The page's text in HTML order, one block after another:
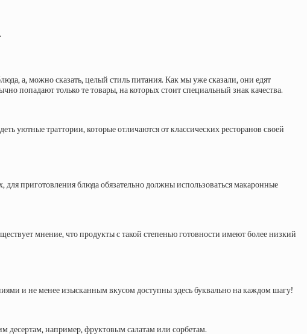
а, можно сказать, целый стиль питания. Как мы уже сказали, они едят
попадают только те товары, на которых стоит специальный знак качества.
уютные траттории, которые отличаются от классических ресторанов своей
приготовления блюда обязательно должны использоваться макаронные
мнение, что продукты с такой степенью готовности имеют более низкий
и не менее изысканным вкусом доступны здесь буквально на каждом шагу!
например, фруктовым салатам или сорбетам.